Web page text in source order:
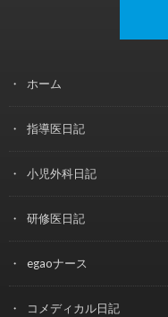
ホーム
指導医日記
小児外科日記
研修医日記
egaoナース
コメディカル日記